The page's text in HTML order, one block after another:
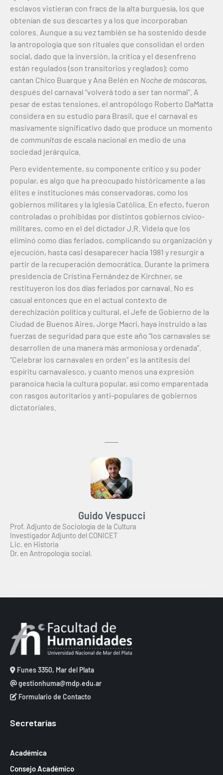
esclavos vistieran con fracs de la alta burguesía, los que
obtenían de sus descartes y a los que incorporaban
colores. Aunque a su vez también se ha sostenido desde
la antropología que son rituales que consolidan el orden
social, dado que la inversión, la crítica y el desenfreno
están regulados (son transitorios y reglados); como
cantan Chico Buarque y Ana Belén en Noche de máscaras,
después del carnaval “volverá todo a ser tan normal”. A
pesar de estas tensiones, el antropólogo Roberto DaMatta
considera en su estudio para Brasil, que el carnaval es
masivamente significativo dado que produce un momento
de communitas de escala nacional en medio de una
sociedad jerárquica.
Pero evidentemente, su componente crítico y su poder
popular, es algo que ha preocupado históricamente a las
élites e instituciones más conservadoras, como los
gobiernos militares y la Iglesia Católica. En efecto, fueron
controladas o prohibidas por distintos gobiernos cívico-
militares, como en el del dictador J.R. Videla que los
eliminó como días feriados, complicando su organización y
ejecución, hasta casi desaparecer hacia 1981 y resurgir a
partir de la recuperación democrática. Durante la primera
presidencia de Cristina Fernández de Kirchner, se
restituyeron los dos días feriados por carnaval. No es
casual entonces que en el actual contexto de
derechización política y cultural, el Jefe de Gobierno de la
Ciudad de Buenos Aires, Jorge Macri, haya instruido a las
fuerzas de seguridad para que este año “los carnavales se
desarrollen de una manera más armoniosa y ordenada”.
“Celebrar los carnavales en orden” es la antítesis del
espíritu carnavalesco, y cuanto menos una expresión
paranoica hacia la cultura popular, así como emparentada
con rasgos autoritarios y anti-populares de gobiernos
dictatoriales.
Guido Vespucci
Prof. Adjunto de Sociología de la Cultura
Investigador Adjunto del CONICET
Lic. en Historia
Dr. en Antropología social.
Funes 3350, Mar del Plata
gestionhuma@mdp.edu.ar
Formulario de Contacto
Secretarías
Académica
Consejo Académico